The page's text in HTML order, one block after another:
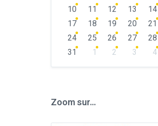
10
11 12 13 14
17
18 19 20 21
24
25 26 27 28
31
1 2 3 4
Zoom sur…